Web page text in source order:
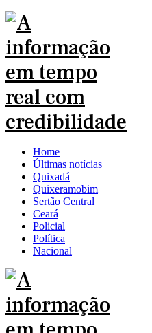
Home
Últimas notícias
Quixadá
Quixeramobim
Sertão Central
Ceará
Policial
Política
Nacional